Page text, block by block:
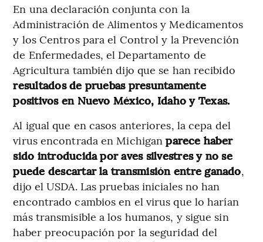
En una declaración conjunta con la
Administración de Alimentos y Medicamentos
y los Centros para el Control y la Prevención
de Enfermedades, el Departamento de
Agricultura también dijo que se han recibido
resultados de pruebas presuntamente
positivos en Nuevo México, Idaho y Texas.
Al igual que en casos anteriores, la cepa del
virus encontrada en Michiganparece haber
sido introducida por aves silvestres y no se
puede descartar la transmisión entre ganado,
dijo el USDA. Las pruebas iniciales no han
encontrado cambios en el virus que lo harían
más transmisible a los humanos, y sigue sin
haber preocupación por la seguridad del